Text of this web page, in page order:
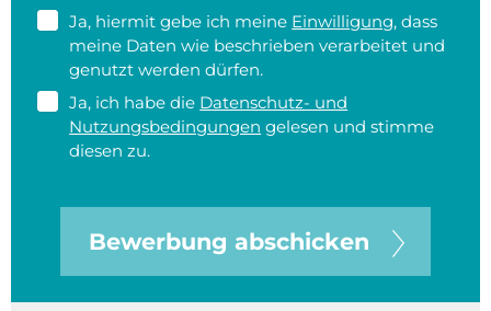
Ja, hiermit gebe ich meine Einwilligung, dass
meine Daten wie beschrieben verarbeitet und
genutzt werden dürfen.
Ja, ich habe die Datenschutz- und
Nutzungsbedingungen gelesen und stimme
diesen zu.
Bewerbung abschicken